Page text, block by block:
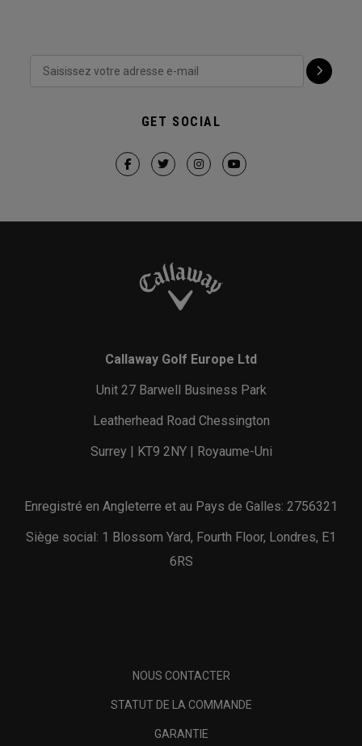
GET SOCIAL
Callaway Golf Europe Ltd
Unit 27 Barwell Business Park
Leatherhead Road Chessington
Surrey | KT9 2NY | Royaume-Uni
Enregistré en Angleterre et au Pays de Galles: 2756321
Siège social: 1 Blossom Yard, Fourth Floor, Londres, E1
6RS
NOUS CONTACTER
STATUT DE LA COMMANDE
GARANTIE